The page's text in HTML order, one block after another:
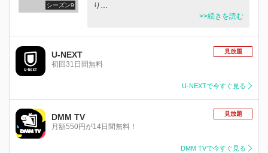
シーズン9
り…
>>続きを読む
U-NEXT
初回31日間無料
見放題
U-NEXTで今すぐ見る
DMM TV
月額550円が14日間無料！
見放題
DMM TVで今すぐ見る